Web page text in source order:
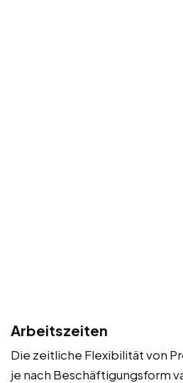
Arbeitszeiten
Die zeitliche Flexibilität von
je nach Beschäftigungsform